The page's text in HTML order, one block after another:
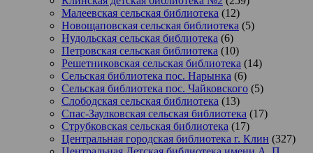
Малеевская сельская библиотека (12)
Новощаповская сельская библиотека (5)
Нудольская сельская библиотека (6)
Петровская сельская библиотека (10)
Решетниковская сельская библиотека (14)
Сельская библиотека пос. Нарынка (6)
Сельская библиотека пос. Чайковского (5)
Слободская сельская библиотека (13)
Спас-Заулковская сельская библиотека (17)
Струбковская сельская библиотека (17)
Центральная городская библиотека г. Клин (327)